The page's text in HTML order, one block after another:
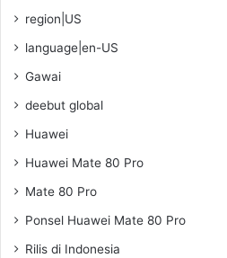
region|US
language|en-US
Gawai
deebut global
Huawei
Huawei Mate 80 Pro
Mate 80 Pro
Ponsel Huawei Mate 80 Pro
Rilis di Indonesia